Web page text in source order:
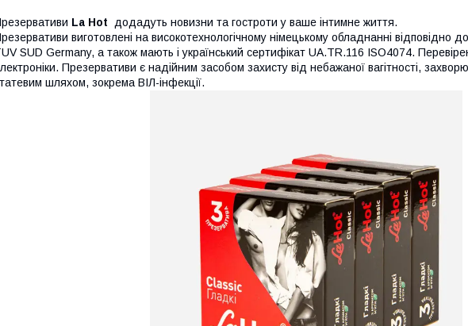
La Hot додадуть новизни та гостроти у ваше інтимне життя.
виготовлені на високотехнологічному німецькому обладнанні відповідно
SUD Germany, а також мають і український сертифікат UA.TR.116 ISO4074.
Презервативи є надійним засобом захисту від небажаної вагітності,
шляхом, зокрема ВІЛ-інфекції.